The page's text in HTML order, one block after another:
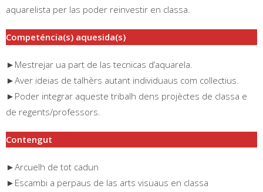
aquarelista per las poder reinvestir en classa.
Competéncia(s) aquesida(s)
►Mestrejar ua part de las tecnicas d’aquarela.
►Aver ideias de talhèrs autant individuaus com collectius.
►Poder integrar aqueste tribalh dens projèctes de classa e
de regents/professors.
Contengut
►Arcuelh de tot cadun
►Escambi a perpaus de las arts visuaus en classa